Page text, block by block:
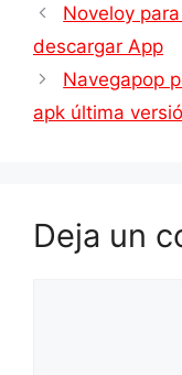
Noveloy
descargar App
Navegapop
apk última
Deja un